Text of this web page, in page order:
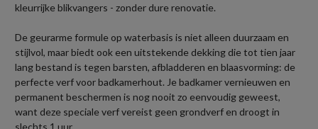
kleurrijke blikvangers - zonder dure renovatie.
De geurarme formule op waterbasis is niet alleen duurzaam en
stijlvol, maar biedt ook een uitstekende dekking die tot tien jaar
lang bestand is tegen barsten, afbladderen en blaasvorming: de
perfecte verf voor badkamerhout. Je badkamer vernieuwen en
permanent beschermen is nog nooit zo eenvoudig geweest,
want deze speciale verf vereist geen grondverf en droogt in
slechts 1 uur.